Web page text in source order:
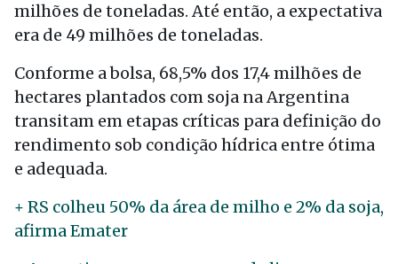
milhões de toneladas. Até então, a expectativa
era de 49 milhões de toneladas.
Conforme a bolsa, 68,5% dos 17,4 milhões de
hectares plantados com soja na Argentina
transitam em etapas críticas para definição do
rendimento sob condição hídrica entre ótima
e adequada.
+ RS colheu 50% da área de milho e 2% da soja,
afirma Emater